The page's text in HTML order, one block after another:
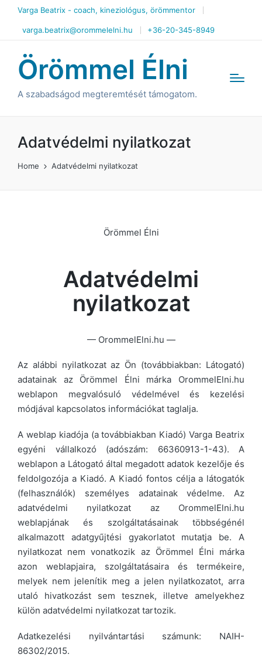
Varga Beatrix - coach, kineziológus, örömmentor
varga.beatrix@orommelelni.hu +36-20-345-8949
Örömmel Élni
A szabadságod megteremtését támogatom.
Adatvédelmi nyilatkozat
Home Adatvédelmi nyilatkozat
Örömmel Élni
Adatvédelmi
nyilatkozat
— OrommelElni.hu —
Az alábbi nyilatkozat az Ön (továbbiakban: Látogató)
adatainak az Örömmel Élni márka OrommelElni.hu
weblapon megvalósuló védelmével és kezelési
módjával kapcsolatos információkat taglalja.
A weblap kiadója (a továbbiakban Kiadó) Varga Beatrix
egyéni vállalkozó (adószám: 66360913-1-43). A
weblapon a Látogató által megadott adatok kezelője és
feldolgozója a Kiadó. A Kiadó fontos célja a látogatók
(felhasználók) személyes adatainak védelme. Az
adatvédelmi nyilatkozat az OrommelElni.hu
weblapjának és szolgáltatásainak többségénél
alkalmazott adatgyűjtési gyakorlatot mutatja be. A
nyilatkozat nem vonatkozik az Örömmel Élni márka
azon weblapjaira, szolgáltatásaira és termékeire,
melyek nem jelenítik meg a jelen nyilatkozatot, arra
utaló hivatkozást sem tesznek, illetve amelyekhez
külön adatvédelmi nyilatkozat tartozik.
Adatkezelési nyilvántartási számunk: NAIH-
86302/2015.